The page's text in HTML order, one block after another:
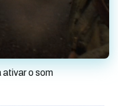
ativar o som